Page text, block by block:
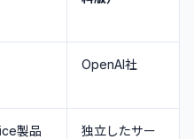
OpenAI社
製品
独立したサー